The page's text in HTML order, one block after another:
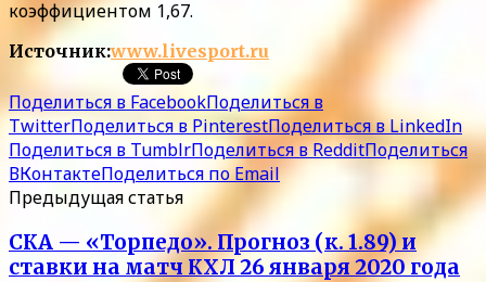
коэффициентом 1,67.
Источник:www.livesport.ru
Поделиться в FacebookПоделиться в
TwitterПоделиться в PinterestПоделиться в LinkedIn
Поделиться в TumblrПоделиться в RedditПоделиться
ВКонтактеПоделиться по Email
Предыдущая статья
СКА — «Торпедо». Прогноз (к. 1.89) и
ставки на матч КХЛ 26 января 2020 года